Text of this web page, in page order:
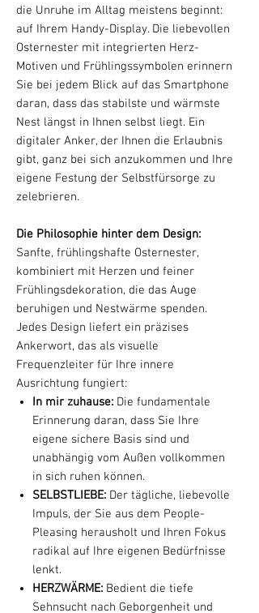
die Unruhe im Alltag meistens beginnt:
auf Ihrem Handy-Display. Die liebevollen
Osternester mit integrierten Herz-
Motiven und Frühlingssymbolen erinnern
Sie bei jedem Blick auf das Smartphone
daran, dass das stabilste und wärmste
Nest längst in Ihnen selbst liegt. Ein
digitaler Anker, der Ihnen die Erlaubnis
gibt, ganz bei sich anzukommen und Ihre
eigene Festung der Selbstfürsorge zu
zelebrieren.
Die Philosophie hinter dem Design:
Sanfte, frühlingshafte Osternester,
kombiniert mit Herzen und feiner
Frühlingsdekoration, die das Auge
beruhigen und Nestwärme spenden.
Jedes Design liefert ein präzises
Ankerwort, das als visuelle
Frequenzleiter für Ihre innere
Ausrichtung fungiert:
In mir zuhause: Die fundamentale
Erinnerung daran, dass Sie Ihre
eigene sichere Basis sind und
unabhängig vom Außen vollkommen
in sich ruhen können.
SELBSTLIEBE: Der tägliche, liebevolle
Impuls, der Sie aus dem People-
Pleasing herausholt und Ihren Fokus
radikal auf Ihre eigenen Bedürfnisse
lenkt.
HERZWÄRME: Bedient die tiefe
Sehnsucht nach Geborgenheit und